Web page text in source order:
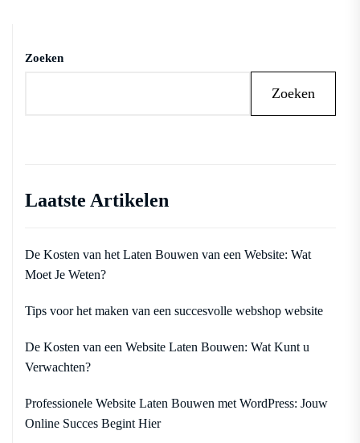
Zoeken
Zoeken
Laatste Artikelen
De Kosten van het Laten Bouwen van een Website: Wat
Moet Je Weten?
Tips voor het maken van een succesvolle webshop website
De Kosten van een Website Laten Bouwen: Wat Kunt u
Verwachten?
Professionele Website Laten Bouwen met WordPress: Jouw
Online Succes Begint Hier